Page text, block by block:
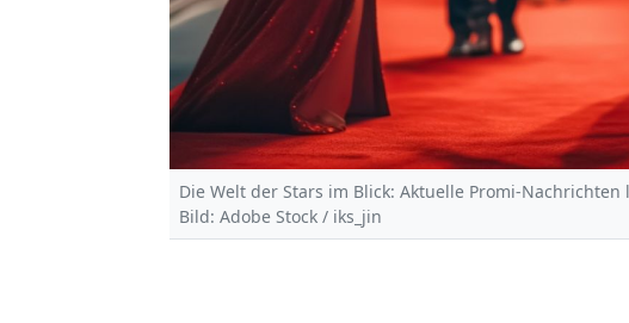
Die Welt der Stars im Blick: Aktuelle Promi-Nachrichten
Bild: Adobe Stock / iks_jin